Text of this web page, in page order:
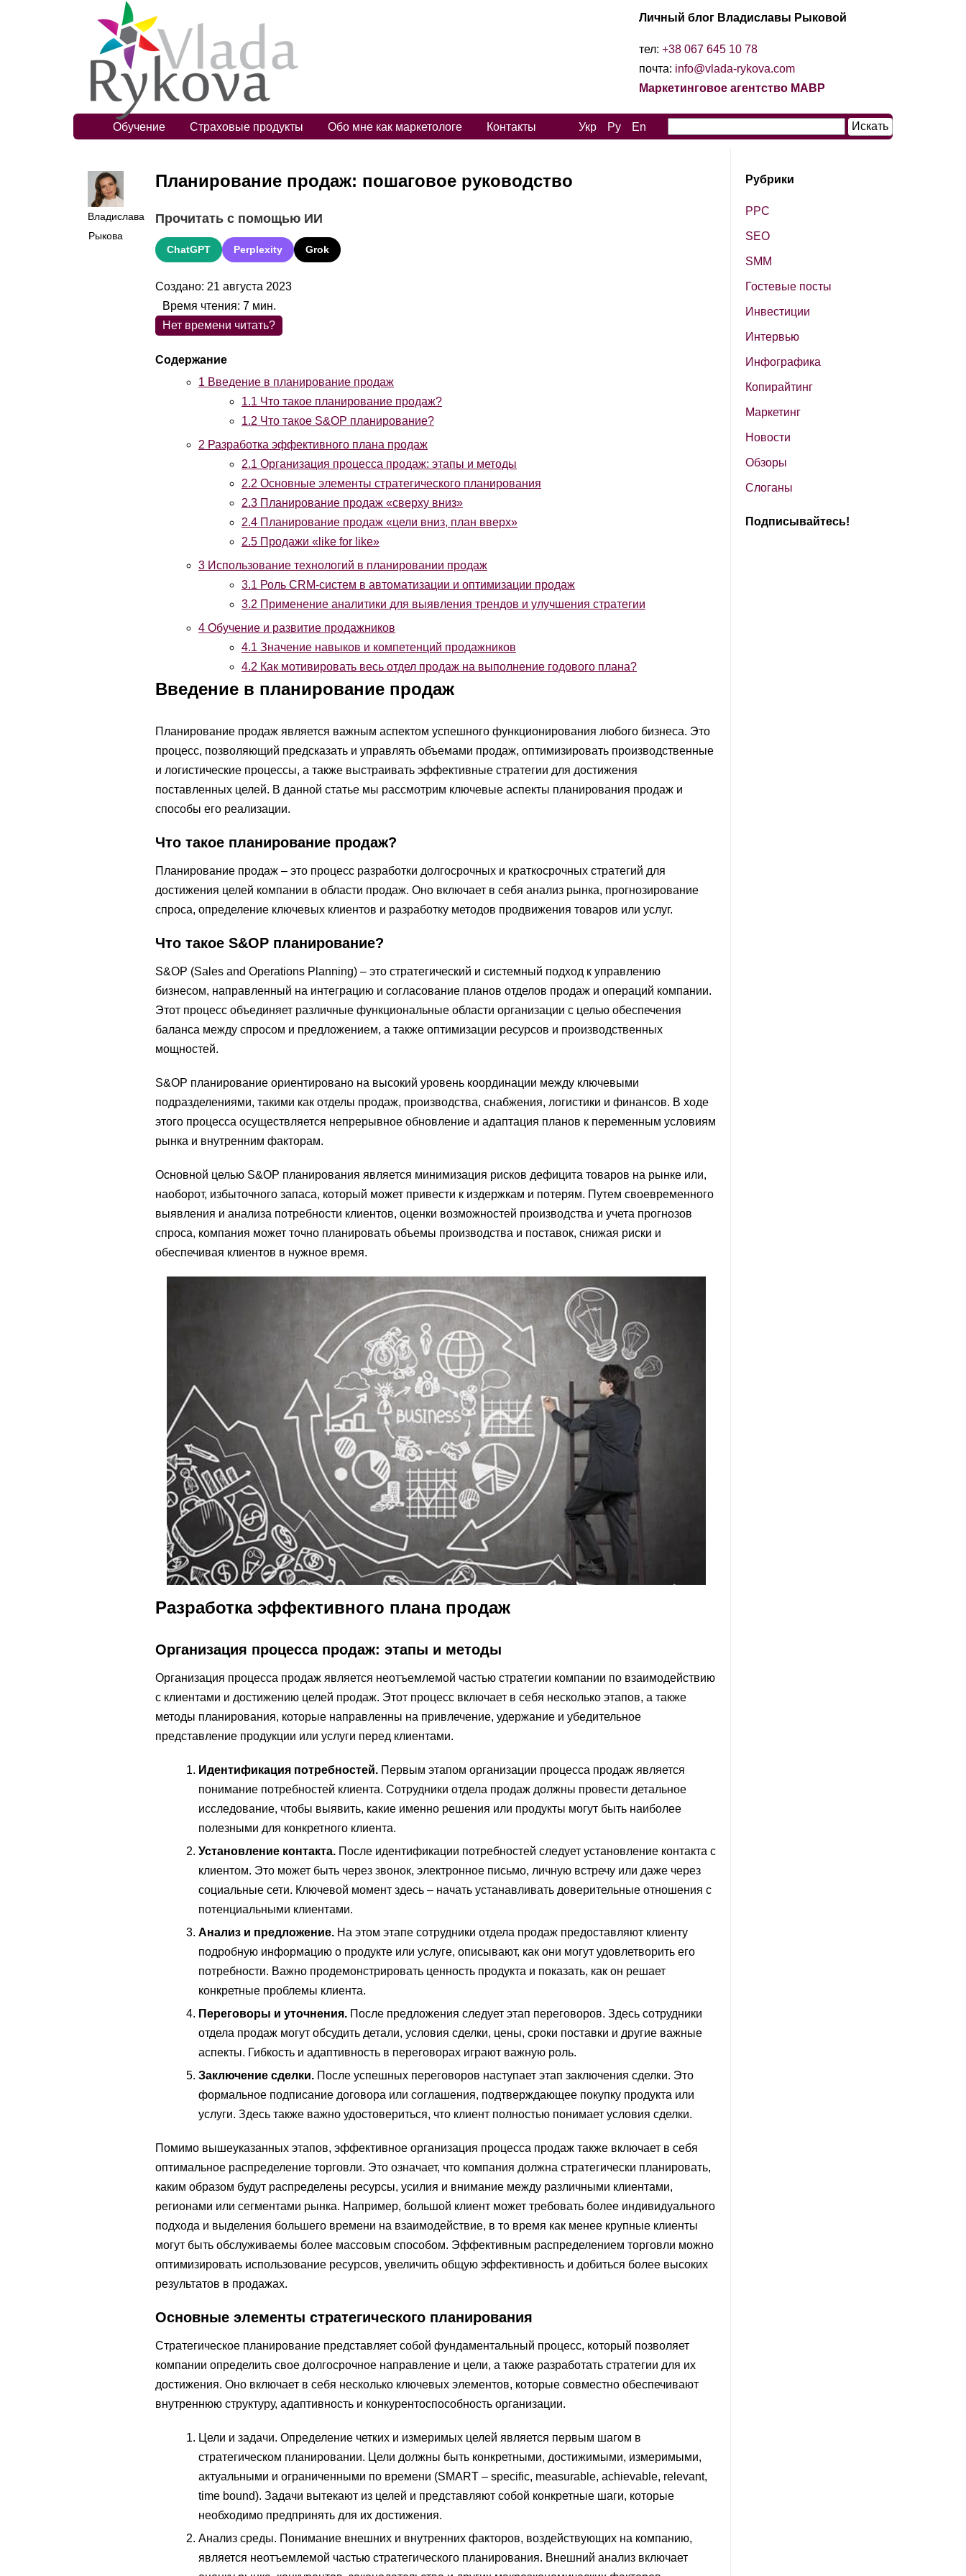
Личный блог Владиславы Рыковой
тел: +38 067 645 10 78
почта: info@vlada-rykova.com
Маркетинговое агентство МАВР
Обучение Страховые продукты Обо мне как маркетологе Контакты Укр Ру En
Владислава
Рыкова
Планирование продаж: пошаговое руководство
Прочитать с помощью ИИ
ChatGPT Perplexity Grok
Создано: 21 августа 2023
Нет времени читать?
1 Введение в планирование продаж
1.1 Что такое планирование продаж?
1.2 Что такое S&OP планирование?
2 Разработка эффективного плана продаж
2.1 Организация процесса продаж: этапы и методы
2.2 Основные элементы стратегического планирования
2.3 Планирование продаж «сверху вниз»
2.4 Планирование продаж «цели вниз, план вверх»
2.5 Продажи «like for like»
3 Использование технологий в планировании продаж
3.1 Роль CRM-систем в автоматизации и оптимизации продаж
3.2 Применение аналитики для выявления трендов и улучшения стратегии
4 Обучение и развитие продажников
4.1 Значение навыков и компетенций продажников
4.2 Как мотивировать весь отдел продаж на выполнение годового плана?
Время чтения: 7 мин.
Введение в планирование продаж
Планирование продаж является важным аспектом успешного функционирования любого бизнеса. Это
процесс, позволяющий предсказать и управлять объемами продаж, оптимизировать производственные
и логистические процессы, а также выстраивать эффективные стратегии для достижения
поставленных целей. В данной статье мы рассмотрим ключевые аспекты планирования продаж и
способы его реализации.
Что такое планирование продаж?
Планирование продаж – это процесс разработки долгосрочных и краткосрочных стратегий для
достижения целей компании в области продаж. Оно включает в себя анализ рынка, прогнозирование
спроса, определение ключевых клиентов и разработку методов продвижения товаров или услуг.
Что такое S&OP планирование?
S&OP (Sales and Operations Planning) – это стратегический и системный подход к управлению
бизнесом, направленный на интеграцию и согласование планов отделов продаж и операций компании.
Этот процесс объединяет различные функциональные области организации с целью обеспечения
баланса между спросом и предложением, а также оптимизации ресурсов и производственных
мощностей.
S&OP планирование ориентировано на высокий уровень координации между ключевыми
подразделениями, такими как отделы продаж, производства, снабжения, логистики и финансов. В ходе
этого процесса осуществляется непрерывное обновление и адаптация планов к переменным условиям
рынка и внутренним факторам.
Основной целью S&OP планирования является минимизация рисков дефицита товаров на рынке или,
наоборот, избыточного запаса, который может привести к издержкам и потерям. Путем своевременного
выявления и анализа потребности клиентов, оценки возможностей производства и учета прогнозов
спроса, компания может точно планировать объемы производства и поставок, снижая риски и
обеспечивая клиентов в нужное время.
Разработка эффективного плана продаж
Организация процесса продаж: этапы и методы
Организация процесса продаж является неотъемлемой частью стратегии компании по взаимодействию
с клиентами и достижению целей продаж. Этот процесс включает в себя несколько этапов, а также
методы планирования, которые направленны на привлечение, удержание и убедительное
представление продукции или услуги перед клиентами.
Идентификация потребностей. Первым этапом организации процесса продаж является
понимание потребностей клиента. Сотрудники отдела продаж должны провести детальное
исследование, чтобы выявить, какие именно решения или продукты могут быть наиболее
полезными для конкретного клиента.
Установление контакта. После идентификации потребностей следует установление контакта с
клиентом. Это может быть через звонок, электронное письмо, личную встречу или даже через
социальные сети. Ключевой момент здесь – начать устанавливать доверительные отношения с
потенциальными клиентами.
Анализ и предложение. На этом этапе сотрудники отдела продаж предоставляют клиенту
подробную информацию о продукте или услуге, описывают, как они могут удовлетворить его
потребности. Важно продемонстрировать ценность продукта и показать, как он решает
конкретные проблемы клиента.
Переговоры и уточнения. После предложения следует этап переговоров. Здесь сотрудники
отдела продаж могут обсудить детали, условия сделки, цены, сроки поставки и другие важные
аспекты. Гибкость и адаптивность в переговорах играют важную роль.
Заключение сделки. После успешных переговоров наступает этап заключения сделки. Это
формальное подписание договора или соглашения, подтверждающее покупку продукта или
услуги. Здесь также важно удостовериться, что клиент полностью понимает условия сделки.
Помимо вышеуказанных этапов, эффективное организация процесса продаж также включает в себя
оптимальное распределение торговли. Это означает, что компания должна стратегически планировать,
каким образом будут распределены ресурсы, усилия и внимание между различными клиентами,
регионами или сегментами рынка. Например, большой клиент может требовать более индивидуального
подхода и выделения большего времени на взаимодействие, в то время как менее крупные клиенты
могут быть обслуживаемы более массовым способом. Эффективным распределением торговли можно
оптимизировать использование ресурсов, увеличить общую эффективность и добиться более высоких
результатов в продажах.
Основные элементы стратегического планирования
Стратегическое планирование представляет собой фундаментальный процесс, который позволяет
компании определить свое долгосрочное направление и цели, а также разработать стратегии для их
достижения. Оно включает в себя несколько ключевых элементов, которые совместно обеспечивают
внутреннюю структуру, адаптивность и конкурентоспособность организации.
Цели и задачи. Определение четких и измеримых целей является первым шагом в
стратегическом планировании. Цели должны быть конкретными, достижимыми, измеримыми,
актуальными и ограниченными по времени (SMART – specific, measurable, achievable, relevant,
time bound). Задачи вытекают из целей и представляют собой конкретные шаги, которые
необходимо предпринять для их достижения.
Анализ среды. Понимание внешних и внутренних факторов, воздействующих на компанию,
является неотъемлемой частью стратегического планирования. Внешний анализ включает
Рубрики
PPC
SЕО
SМM
Гостевые посты
Инвестиции
Интервью
Инфографика
Копирайтинг
Маркетинг
Новости
Обзоры
Слоганы
Подписывайтесь!